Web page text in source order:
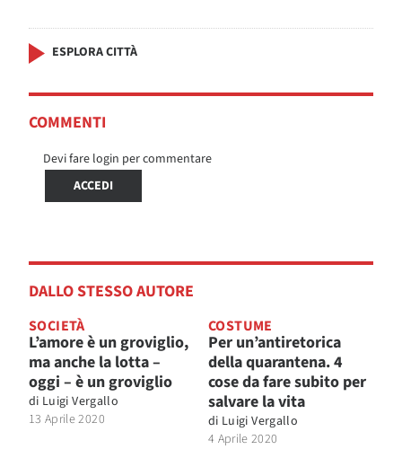
ESPLORA CITTÀ
COMMENTI
Devi fare login per commentare
ACCEDI
DALLO STESSO AUTORE
SOCIETÀ
L’amore è un groviglio,
ma anche la lotta –
oggi – è un groviglio
di Luigi Vergallo
13 Aprile 2020
COSTUME
Per un’antiretorica
della quarantena. 4
cose da fare subito per
salvare la vita
di Luigi Vergallo
4 Aprile 2020